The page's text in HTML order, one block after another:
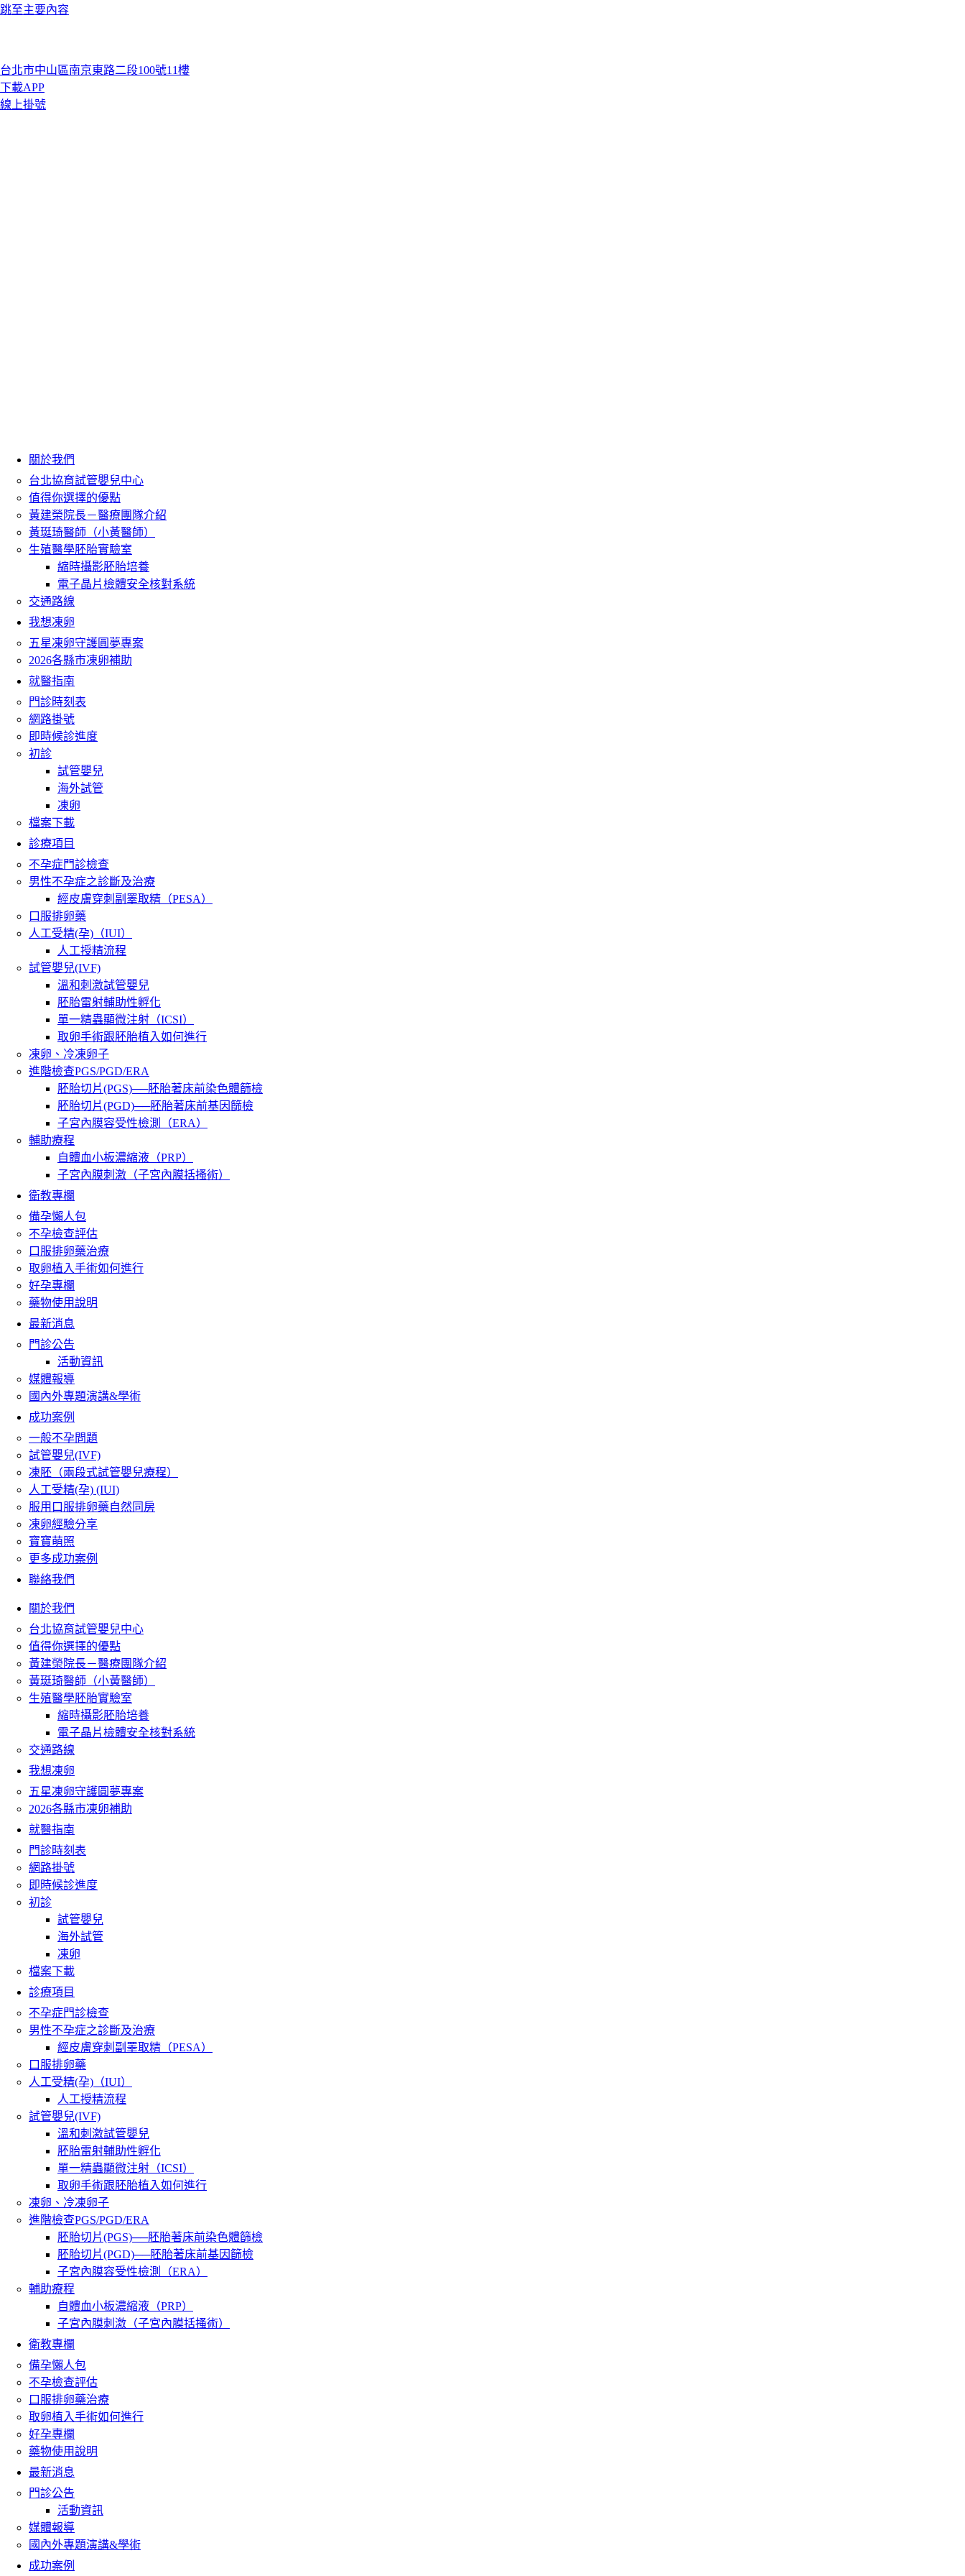
跳至主要內容
台北市中山區南京東路二段100號11樓
下載APP
線上掛號
關於我們
台北協育試管嬰兒中心
值得你選擇的優點
黃建榮院長－醫療團隊介紹
黃珽琦醫師（小黃醫師）
生殖醫學胚胎實驗室
縮時攝影胚胎培養
電子晶片檢體安全核對系統
交通路線
我想凍卵
五星凍卵守護圓夢專案
2026各縣市凍卵補助
就醫指南
門診時刻表
網路掛號
即時候診進度
初診
試管嬰兒
海外試管
凍卵
檔案下載
診療項目
不孕症門診檢查
男性不孕症之診斷及治療
經皮膚穿刺副睪取精（PESA）
口服排卵藥
人工受精(孕)（IUI）
人工授精流程
試管嬰兒(IVF)
溫和刺激試管嬰兒
胚胎雷射輔助性孵化
單一精蟲顯微注射（ICSI）
取卵手術跟胚胎植入如何進行
凍卵、冷凍卵子
進階檢查PGS/PGD/ERA
胚胎切片(PGS)──胚胎著床前染色體篩檢
胚胎切片(PGD)──胚胎著床前基因篩檢
子宮內膜容受性檢測（ERA）
輔助療程
自體血小板濃縮液（PRP）
子宮內膜刺激（子宮內膜括搔術）
衛教專欄
備孕懶人包
不孕檢查評估
口服排卵藥治療
取卵植入手術如何進行
好孕專欄
藥物使用說明
最新消息
門診公告
活動資訊
媒體報導
國內外專題演講&學術
成功案例
一般不孕問題
試管嬰兒(IVF)
凍胚（兩段式試管嬰兒療程）
人工受精(孕) (IUI)
服用口服排卵藥自然同房
凍卵經驗分享
寶寶萌照
更多成功案例
聯絡我們
關於我們
台北協育試管嬰兒中心
值得你選擇的優點
黃建榮院長－醫療團隊介紹
黃珽琦醫師（小黃醫師）
生殖醫學胚胎實驗室
縮時攝影胚胎培養
電子晶片檢體安全核對系統
交通路線
我想凍卵
五星凍卵守護圓夢專案
2026各縣市凍卵補助
就醫指南
門診時刻表
網路掛號
即時候診進度
初診
試管嬰兒
海外試管
凍卵
檔案下載
診療項目
不孕症門診檢查
男性不孕症之診斷及治療
經皮膚穿刺副睪取精（PESA）
口服排卵藥
人工受精(孕)（IUI）
人工授精流程
試管嬰兒(IVF)
溫和刺激試管嬰兒
胚胎雷射輔助性孵化
單一精蟲顯微注射（ICSI）
取卵手術跟胚胎植入如何進行
凍卵、冷凍卵子
進階檢查PGS/PGD/ERA
胚胎切片(PGS)──胚胎著床前染色體篩檢
胚胎切片(PGD)──胚胎著床前基因篩檢
子宮內膜容受性檢測（ERA）
輔助療程
自體血小板濃縮液（PRP）
子宮內膜刺激（子宮內膜括搔術）
衛教專欄
備孕懶人包
不孕檢查評估
口服排卵藥治療
取卵植入手術如何進行
好孕專欄
藥物使用說明
最新消息
門診公告
活動資訊
媒體報導
國內外專題演講&學術
成功案例